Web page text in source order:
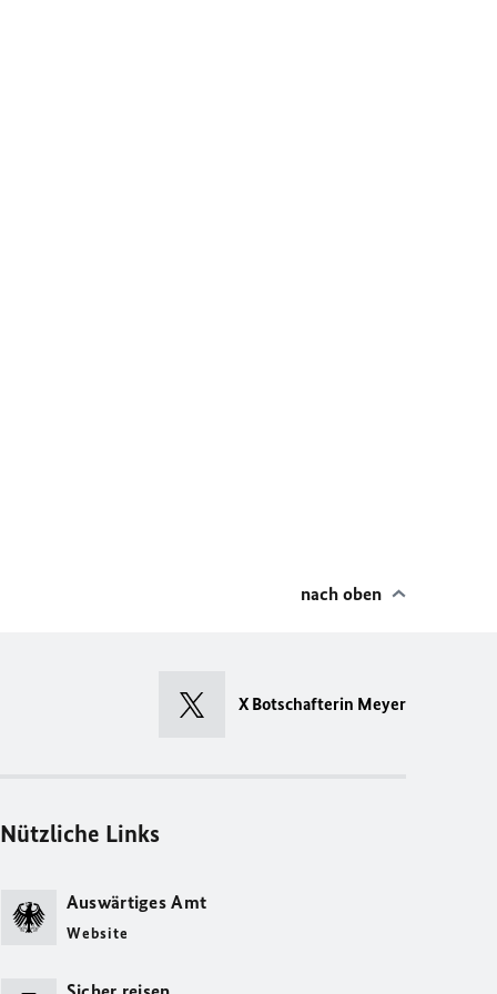
nach oben
X Botschafterin Meyer
Nützliche Links
Auswärtiges Amt
Website